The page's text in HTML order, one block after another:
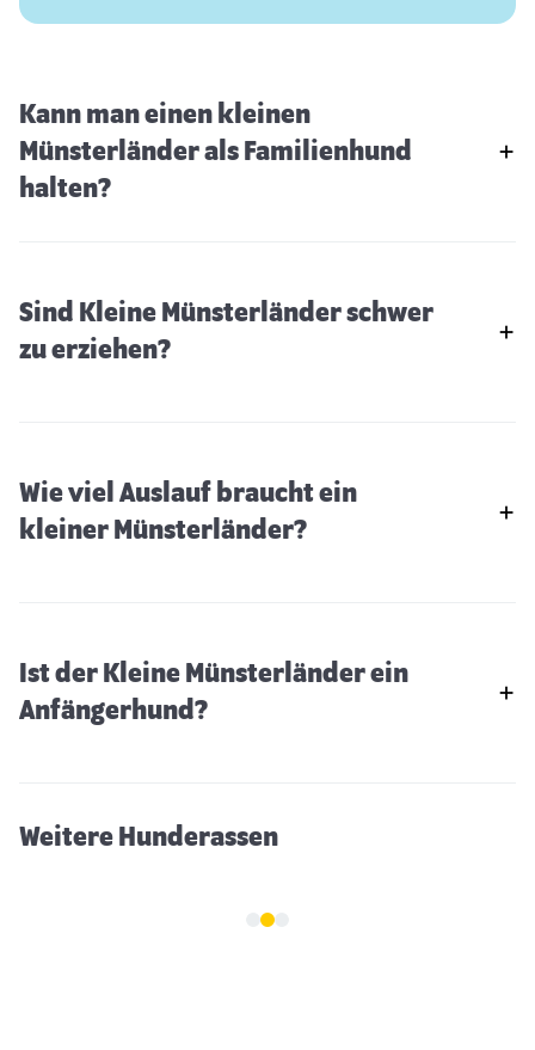
Kann man einen kleinen
Münsterländer als Familienhund
halten?
Sind Kleine Münsterländer schwer
zu erziehen?
Wie viel Auslauf braucht ein
kleiner Münsterländer?
Ist der Kleine Münsterländer ein
Anfängerhund?
Weitere Hunderassen
Deutsch Drahthaar